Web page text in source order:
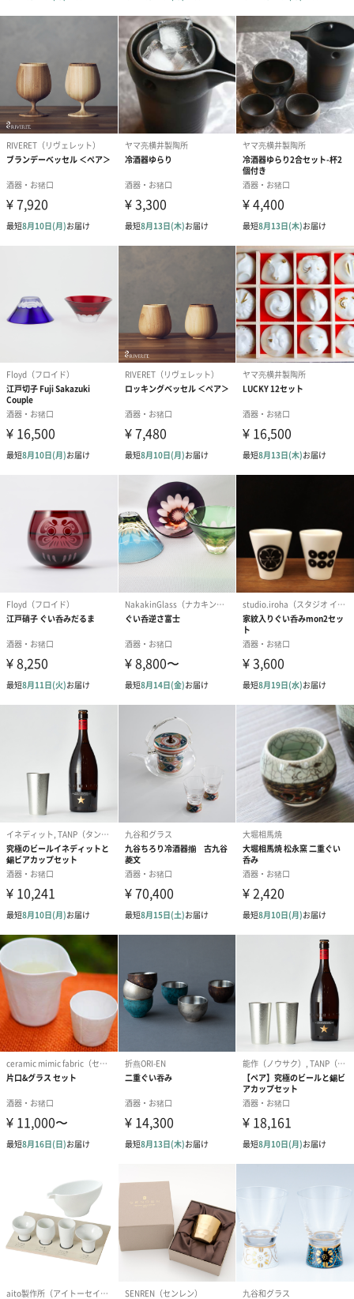
私たちが大切にしていること
それは、お客様がうつわを見て、使いたいシーンがイメージでき
ること。
そして、丁寧なものづくり、プラスちょっとした遊びや驚きがあ
ること。
暮らしの中で、うつわを使うときの楽しみが増えることを望みな
がら、ものづくりに取り組んでいます。
商品詳細情報
幅12.4cmX縦15.8cmX高さ8.4cm
・酒器：幅8cm×縦10cm×高さ12cm（260cc）
・ぐいのみ：幅5.5cm×縦5.5cm×高さ
5.5cm（55cc）
商品オプション情報
お届けボックスオプション
配送用のダンボールを装飾いたします。お相手のご住所に直接お
送りする際に人気のオプションです。お相手に直接手渡しする場
合は、紙袋との併用もおすすめです。
ダンボール装飾（ひま
わり）（720円）
ーリップ）（720円）
イトピンク×
ト）（580円）
紙袋
お渡し用の紙袋です。
商品に合わせたサイズをお届けします。
あり（280円）
メッセージカード（通常・写真・グリーティング）
誕生日や結婚祝い・出産祝いなど、様々なシーンのメッセージカ
ードを同梱します。
メッセージカードや封筒のデザインは一部変更する場合がありま
す。
写真付きメッセージカ
写真付きメッセージカ
ード（Thank you）ピ
ンク（680円）
【誕生日】
Birthday ホワ
刷なし）（